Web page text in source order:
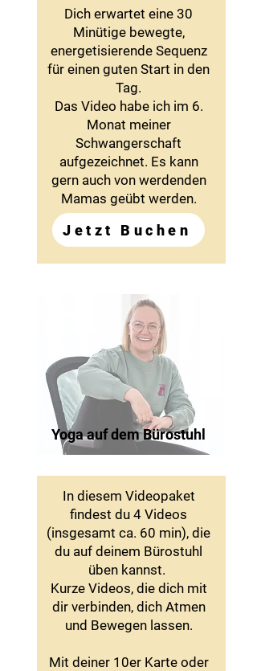
Dich erwartet eine 30
Minütige bewegte,
energetisierende Sequenz
für einen guten Start in den
Tag.
Das Video habe ich im 6.
Monat meiner
Schwangerschaft
aufgezeichnet. Es kann
gern auch von werdenden
Mamas geübt werden.
Jetzt Buchen
Yoga auf dem Bürostuhl
In diesem Videopaket
findest du 4 Videos
(insgesamt ca. 60 min), die
du auf deinem Bürostuhl
üben kannst.
Kurze Videos, die dich mit
dir verbinden, dich Atmen
und Bewegen lassen.
Mit deiner 10er Karte oder